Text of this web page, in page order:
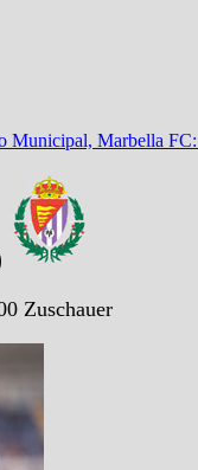
Municipal, Marbella
Zuschauer